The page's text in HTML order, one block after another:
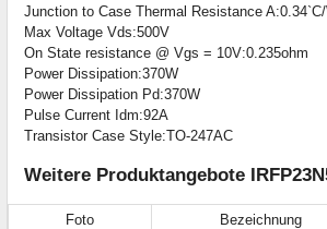
Junction to Case Thermal Resistance
Max Voltage Vds:500V
On State resistance @ Vgs = 10V:0.235ohm
Power Dissipation:370W
Power Dissipation Pd:370W
Pulse Current Idm:92A
Transistor Case Style:TO-247AC
Weitere Produktangebote
Foto Bezeichnung